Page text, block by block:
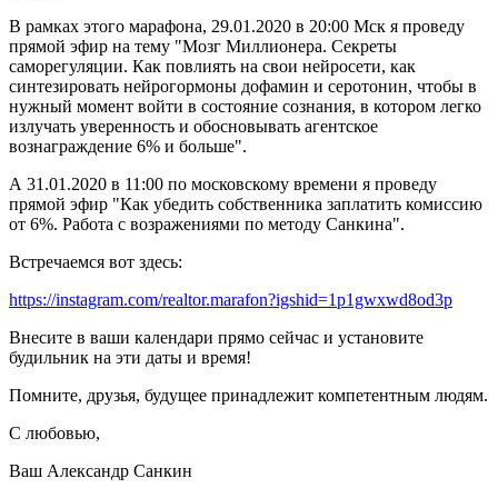
В рамках этого марафона, 29.01.2020 в 20:00 Мск я проведу
прямой эфир на тему "Мозг Миллионера. Секреты
саморегуляции. Как повлиять на свои нейросети, как
синтезировать нейрогормоны дофамин и серотонин, чтобы в
нужный момент войти в состояние сознания, в котором легко
излучать уверенность и обосновывать агентское
вознаграждение 6% и больше".
А 31.01.2020 в 11:00 по московскому времени я проведу
прямой эфир "Как убедить собственника заплатить комиссию
от 6%. Работа с возражениями по методу Санкина".
Встречаемся вот здесь:
https://instagram.com/realtor.marafon?igshid=1p1gwxwd8od3p
Внесите в ваши календари прямо сейчас и установите
будильник на эти даты и время!
Помните, друзья, будущее принадлежит компетентным людям.
С любовью,
Ваш Александр Санкин